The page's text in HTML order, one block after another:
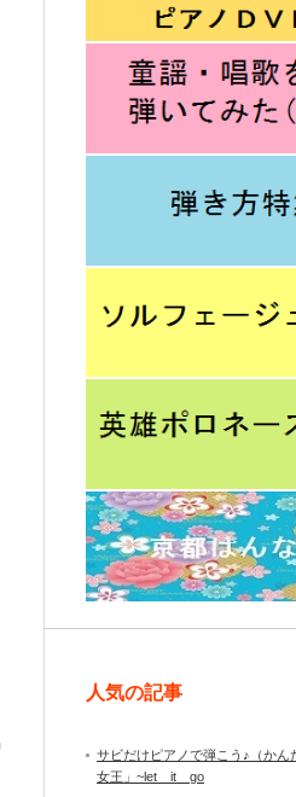
人気の記事
サビだけピアノで弾こう♪（かん
女王」~let it go